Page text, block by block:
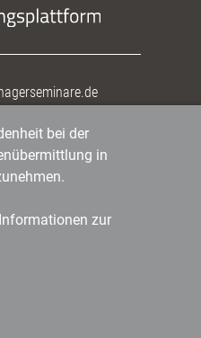
bei der
in
zur